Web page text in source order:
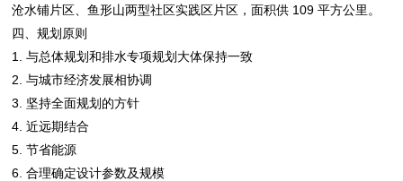
沧水铺片区、鱼形山两型社区实践区片区，面积供 109 平方公里。
四、规划原则
1. 与总体规划和排水专项规划大体保持一致
2. 与城市经济发展相协调
3. 坚持全面规划的方针
4. 近远期结合
5. 节省能源
6. 合理确定设计参数及规模